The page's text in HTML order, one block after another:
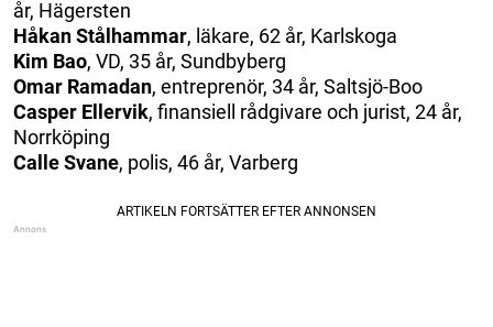
år, Hägersten
Håkan Stålhammar, läkare, 62 år, Karlskoga
Kim Bao, VD, 35 år, Sundbyberg
Omar Ramadan, entreprenör, 34 år, Saltsjö-Boo
Casper Ellervik, finansiell rådgivare och jurist, 24 år,
Norrköping
Calle Svane, polis, 46 år, Varberg